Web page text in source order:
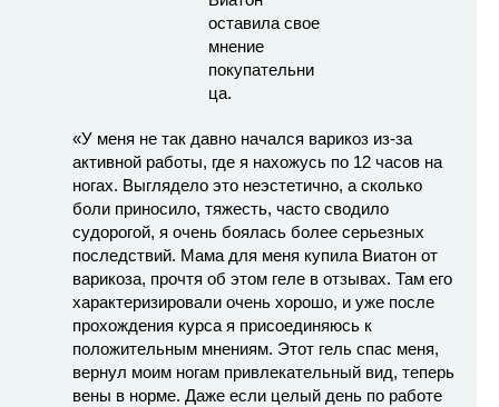
«У меня не так давно начался варикоз из-за
активной работы, где я нахожусь по 12 часов на
ногах. Выглядело это неэстетично, а сколько
боли приносило, тяжесть, часто сводило
судорогой, я очень боялась более серьезных
последствий. Мама для меня купила Виатон от
варикоза, прочтя об этом геле в отзывах. Там его
характеризировали очень хорошо, и уже после
прохождения курса я присоединяюсь к
положительным мнениям. Этот гель спас меня,
вернул моим ногам привлекательный вид, теперь
вены в норме. Даже если целый день по работе